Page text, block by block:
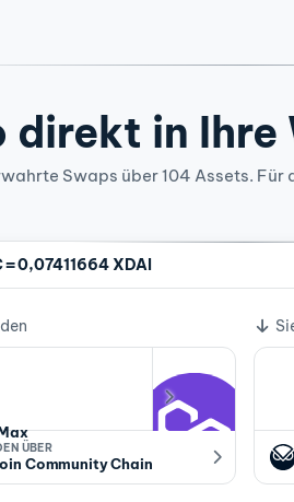
direkt in Ihre
Swaps über 104 Assets. Für
=0,07411664 XDAI
ÜBER
Community Chain